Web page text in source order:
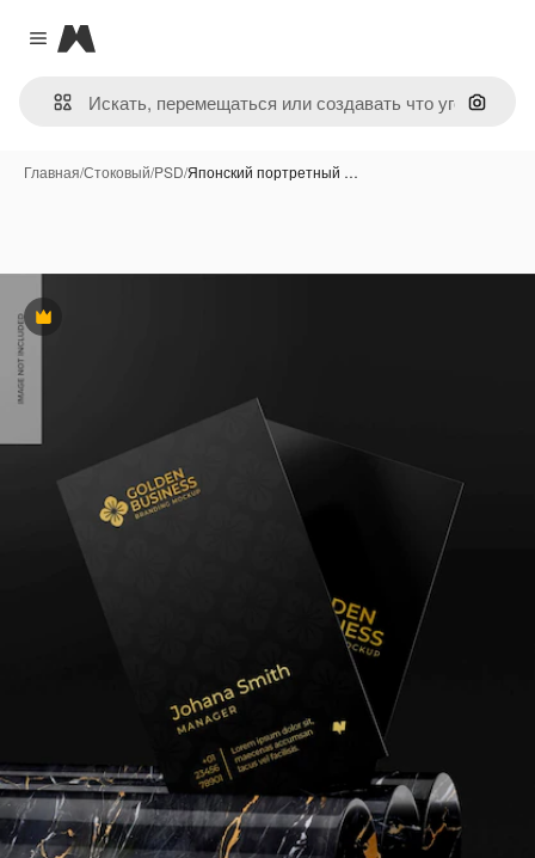
Close menu
Magnific
Поиск
Главная/Стоковый/PSD/Японский портретный …
Премиум